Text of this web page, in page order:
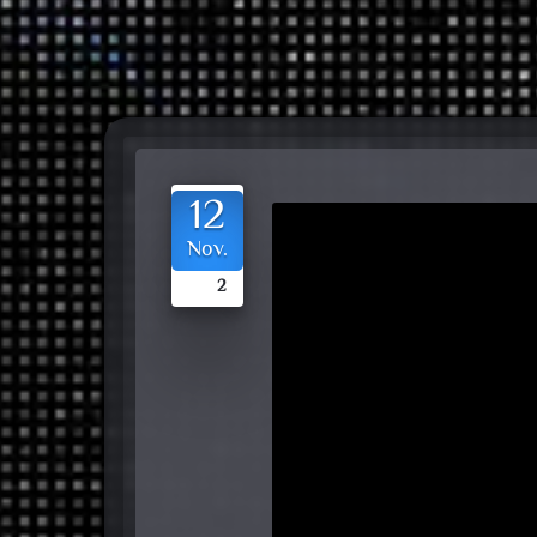
12
Nov.
2